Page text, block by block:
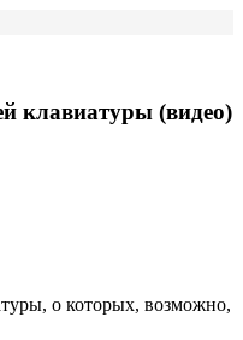
клавиатуры (видео)
о которых, возможно,